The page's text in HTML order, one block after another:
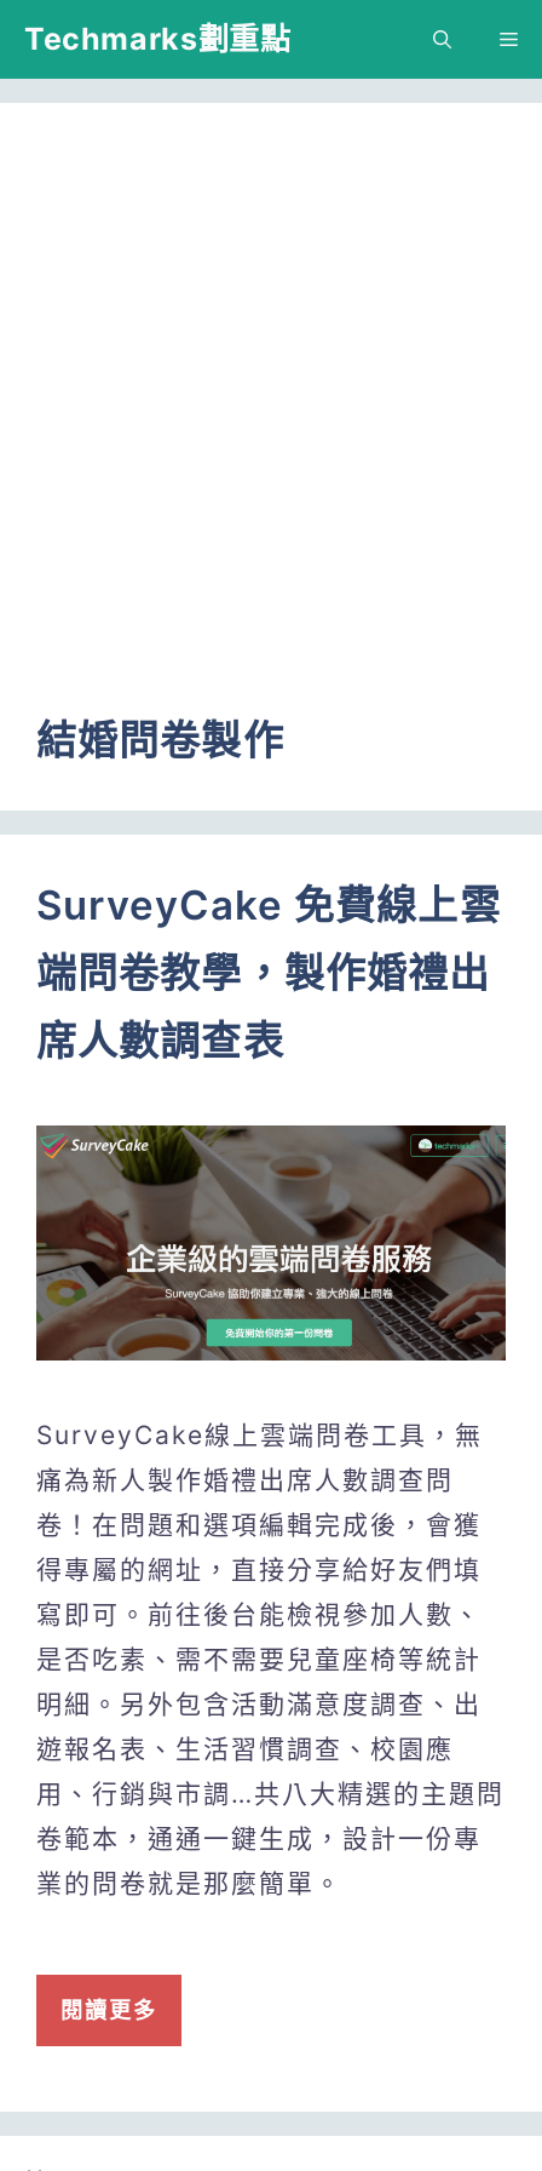
跳
主
Techmarks劃重點
結婚問卷製作
SurveyCake 免費線上雲
端問卷教學，製作婚禮出
席人數調查表
SurveyCake線上雲端問卷工具，無
痛為新人製作婚禮出席人數調查問
卷！在問題和選項編輯完成後，會獲
得專屬的網址，直接分享給好友們填
寫即可。前往後台能檢視參加人數、
是否吃素、需不需要兒童座椅等統計
明細。另外包含活動滿意度調查、出
遊報名表、生活習慣調查、校園應
用、行銷與市調…共八大精選的主題問
卷範本，通通一鍵生成，設計一份專
業的問卷就是那麼簡單。
閱讀更多